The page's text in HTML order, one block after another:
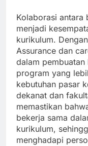
Kolaborasi antara
menjadi
kurikulum.
Assurance dan
dalam
program yang
kebutuhan pasar
dekanat dan
memastikan
bekerja sama
kurikulum,
menghadapi